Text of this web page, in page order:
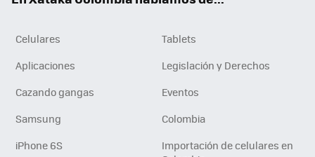
Celulares
Tablets
Aplicaciones
Legislación y Derechos
Cazando gangas
Eventos
Samsung
Colombia
iPhone 6S
Importación de celulares en